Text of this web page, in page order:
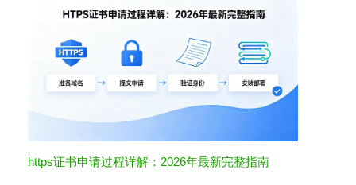
https证书申请过程详解：2026年最新完整指南